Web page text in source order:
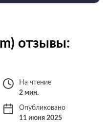
отзывы:
На чтение
2 мин.
Опубликовано
11 июня 2025